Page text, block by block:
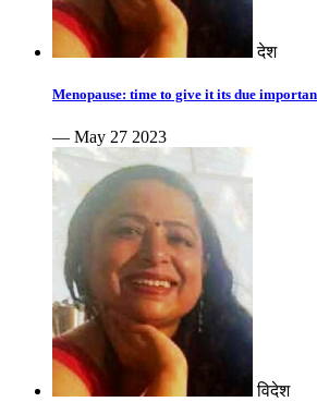
देश
Menopause: time to give it its due
— May 27 2023
विदेश